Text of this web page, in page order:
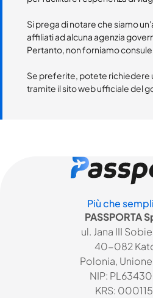
Si prega di notare che siamo
affiliati ad alcuna agenzia
Pertanto, non forniamo
Se preferite, potete richiedere
tramite il sito web ufficiale del
Più che
PASSPORTA
ul. Jana III
40-082
Polonia,
NIP:
KRS: